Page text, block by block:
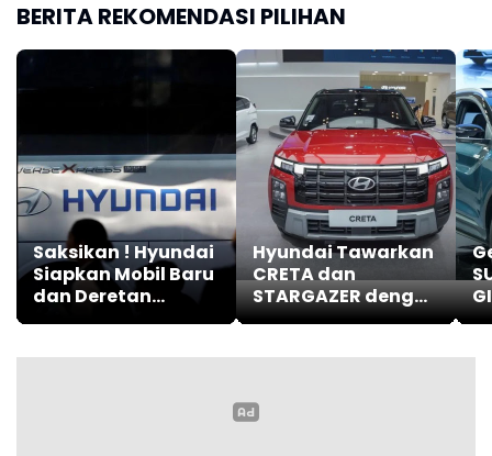
BERITA REKOMENDASI PILIHAN
Saksikan ! Hyundai
Siapkan Mobil Baru
dan Deretan
Aktivitas Menarik
Hyundai Tawarkan
CRETA dan
STARGAZER dengan
Promo GIIAS 2026